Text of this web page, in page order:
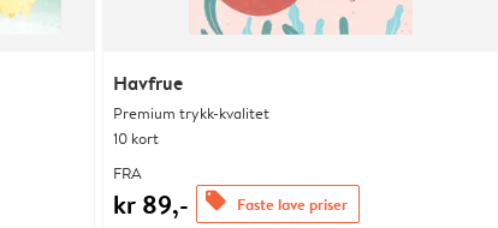
Havfrue
Premium trykk-kvalitet
10 kort
FRA
kr 89,- offers Faste lave priser